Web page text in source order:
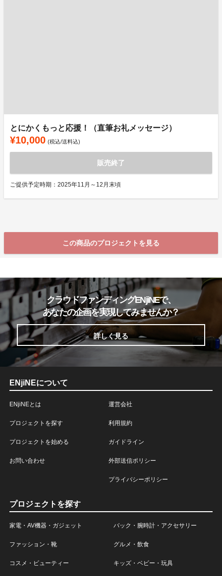
とにかくもっと応援！（直筆お礼メッセージ）
¥10,000 (税込/送料込)
販売終了
ご提供予定時期：2025年11月～12月末頃
この商品のプロジェクトを見る
クラウドファンディングENjiNEで、
あなたの企画を実現してみませんか？
詳しく見る
ENjiNEについて
ENjiNEとは
プロジェクトを探す
プロジェクトを始める
お問い合わせ
運営会社
利用規約
ガイドライン
外部送信ポリシー
プライバシーポリシー
プロジェクトを探す
家電・AV機器・ガジェット バック・腕時計・アクセサリー
ファッション・靴 グルメ・飲食
コスメ・ビューティー キッズ・ベビー・玩具